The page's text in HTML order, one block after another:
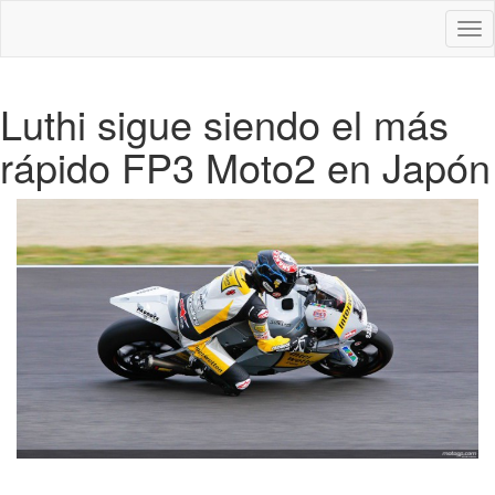
Luthi sigue siendo el más
rápido FP3 Moto2 en Japón